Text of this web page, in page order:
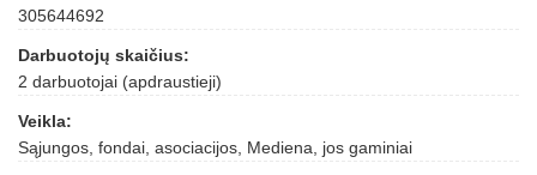
305644692
Darbuotojų skaičius:
2 darbuotojai (apdraustieji)
Veikla:
Sąjungos, fondai, asociacijos, Mediena, jos gaminiai